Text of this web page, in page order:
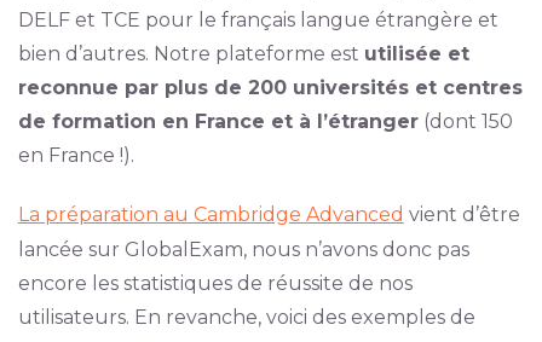
DELF et TCE pour le français langue étrangère et
bien d’autres. Notre plateforme est utilisée et
reconnue par plus de 200 universités et centres
de formation en France et à l’étranger(dont 150
en France !).
La préparation au Cambridge Advanced vient d’être
lancée sur GlobalExam, nous n’avons donc pas
encore les statistiques de réussite de nos
utilisateurs. En revanche, voici des exemples de